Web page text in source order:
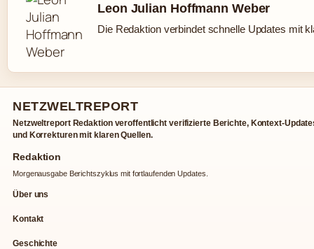
Leon Julian Hoffmann Weber
Die Redaktion verbindet schnelle Updates mit
NETZWELTREPORT
Netzweltreport Redaktion veroffentlicht verifizierte Berichte, Kontext-
und Korrekturen mit klaren Quellen.
Redaktion
Morgenausgabe Berichtszyklus mit fortlaufenden Updates.
Über uns
Kontakt
Geschichte